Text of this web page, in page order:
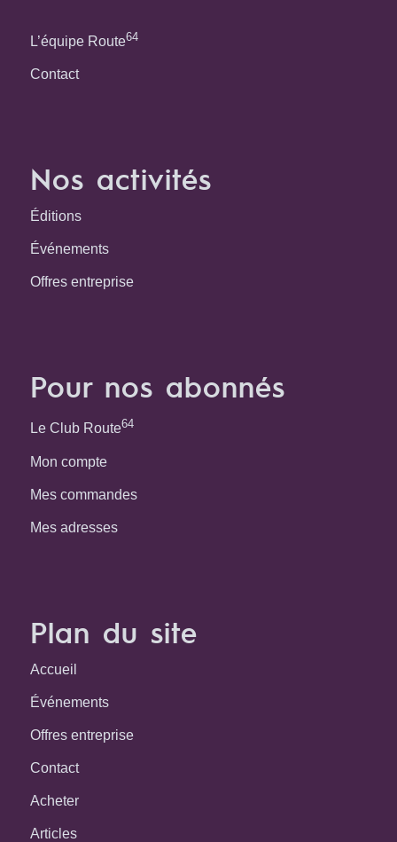
L’équipe Route64
Contact
Nos activités
Éditions
Événements
Offres entreprise
Pour nos abonnés
Le Club Route64
Mon compte
Mes commandes
Mes adresses
Plan du site
Accueil
Événements
Offres entreprise
Contact
Acheter
Articles